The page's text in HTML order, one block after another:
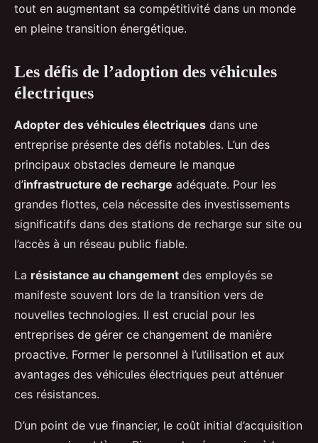
tout en augmentant sa compétitivité dans un monde
en pleine transition énergétique.
Les défis de l’adoption des véhicules
électriques
Adopter des véhicules électriques dans une
entreprise présente des défis notables. L’un des
principaux obstacles demeure le manque
d’infrastructure de recharge adéquate. Pour les
grandes flottes, cela nécessite des investissements
significatifs dans des stations de recharge sur site ou
l’accès à un réseau public fiable.
La résistance au changement des employés se
manifeste souvent lors de la transition vers de
nouvelles technologies. Il est crucial pour les
entreprises de gérer ce changement de manière
proactive. Former le personnel à l’utilisation et aux
avantages des véhicules électriques peut atténuer
ces résistances.
D’un point de vue financier, le coût initial d’acquisition